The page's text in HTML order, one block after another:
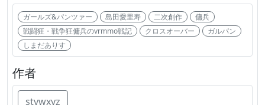
ガールズ&パンツァー 島田愛里寿 二次創作
傭兵
戦闘狂・戦争狂傭兵のvrmmo戦記
クロスオーバー
ガルパン
しまだありす
作者
stvwxyz